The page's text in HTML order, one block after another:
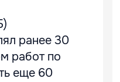
ранее 30
работ по
еще 60